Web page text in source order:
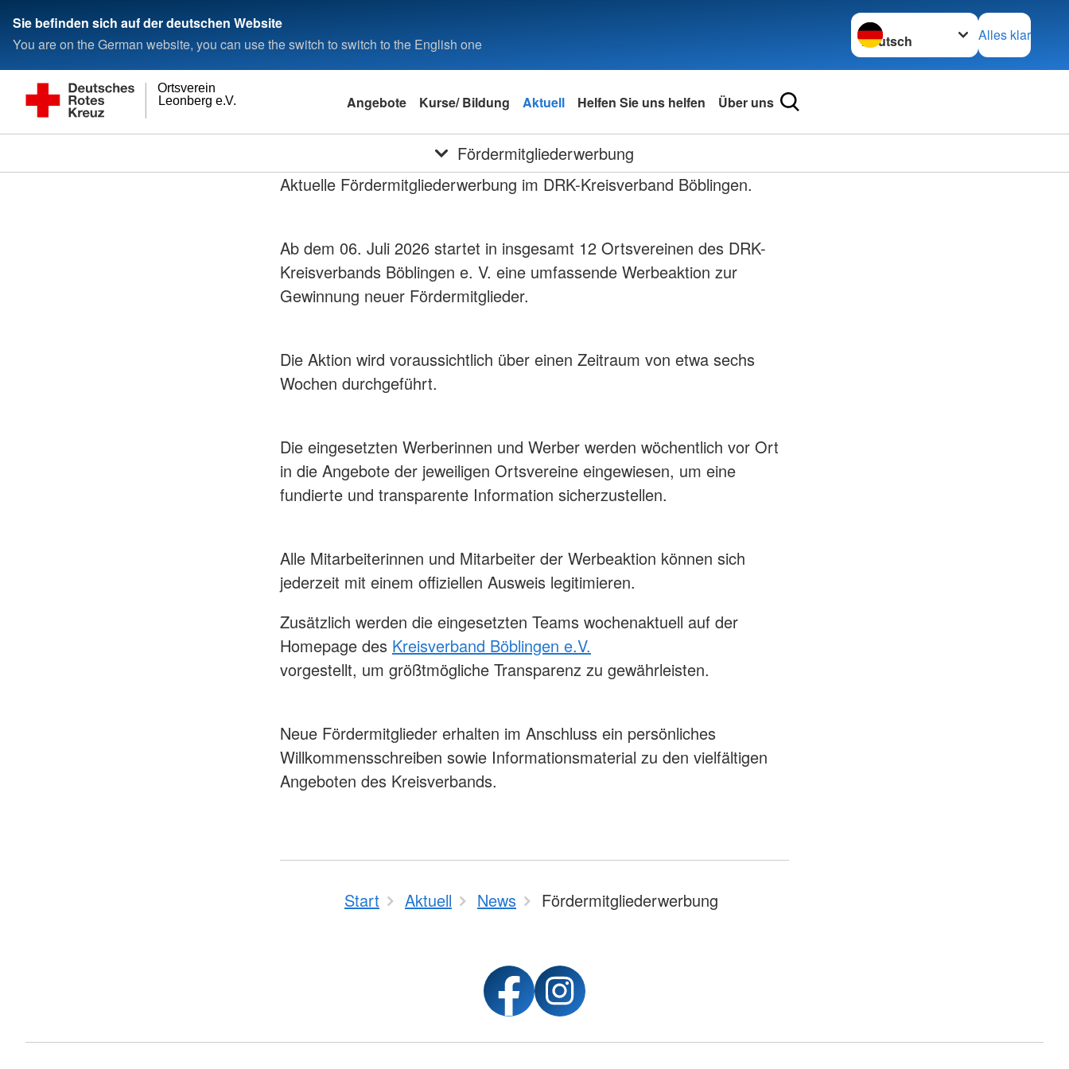
Sie befinden sich auf der deutschen Website
You are on the German website, you can use the switch to switch to the English one
Sprache wechseln zu
Alles klar
Leonberg e.V.
Ortsverein
Angebote Kurse/ Bildung Aktuell Helfen Sie uns helfen Über uns
Fördermitgliederwerbung
Aktuelle Fördermitgliederwerbung im DRK-Kreisverband Böblingen.
Ab dem 06. Juli 2026 startet in insgesamt 12 Ortsvereinen des DRK-
Kreisverbands Böblingen e. V. eine umfassende Werbeaktion zur
Gewinnung neuer Fördermitglieder.
Die Aktion wird voraussichtlich über einen Zeitraum von etwa sechs
Wochen durchgeführt.
Die eingesetzten Werberinnen und Werber werden wöchentlich vor Ort
in die Angebote der jeweiligen Ortsvereine eingewiesen, um eine
fundierte und transparente Information sicherzustellen.
Alle Mitarbeiterinnen und Mitarbeiter der Werbeaktion können sich
jederzeit mit einem offiziellen Ausweis legitimieren.
Zusätzlich werden die eingesetzten Teams wochenaktuell auf der
Homepage des Kreisverband Böblingen e.V.
vorgestellt, um größtmögliche Transparenz zu gewährleisten.
Neue Fördermitglieder erhalten im Anschluss ein persönliches
Willkommensschreiben sowie Informationsmaterial zu den vielfältigen
Angeboten des Kreisverbands.
Start Aktuell News Fördermitgliederwerbung